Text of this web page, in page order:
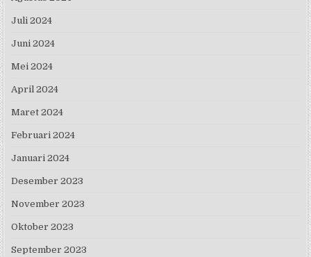
Juli 2024
Juni 2024
Mei 2024
April 2024
Maret 2024
Februari 2024
Januari 2024
Desember 2023
November 2023
Oktober 2023
September 2023